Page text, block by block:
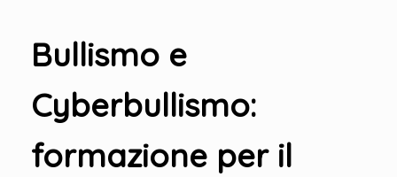
Bullismo e
Cyberbullismo:
formazione per il